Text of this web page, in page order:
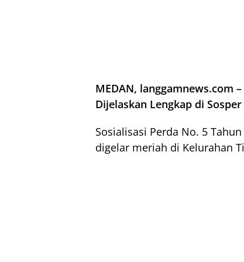
MEDAN, langgamnews.com
Dijelaskan Lengkap di
Sosialisasi Perda No. 5
digelar meriah di Kelurahan